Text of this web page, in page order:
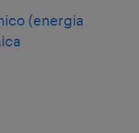
(energia